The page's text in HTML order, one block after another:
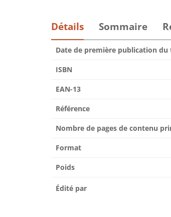
Détails Sommaire
Date de première publication
ISBN
EAN-13
Référence
Nombre de pages de contenu
Format
Poids
Édité par